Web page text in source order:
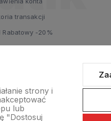
transakcji
Rabatowy -20%
strony i
lub
"Dostosuj